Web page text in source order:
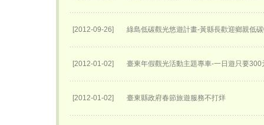
[2012-09-26] 綠島低碳觀光悠遊計畫-黃縣長歡迎鄉親低
[2012-01-02] 臺東年假觀光活動主題專車-一日遊只要300
[2012-01-02] 臺東縣政府春節旅遊服務不打烊